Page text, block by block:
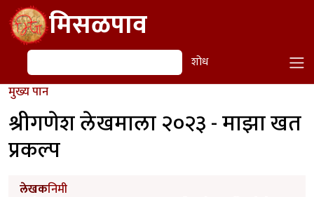
Skip to main contentमिसळपाव
शोध शोध
मुख्य पान
श्रीगणेश लेखमाला २०२३ - माझा खत
प्रकल्प
लेखकनिमी